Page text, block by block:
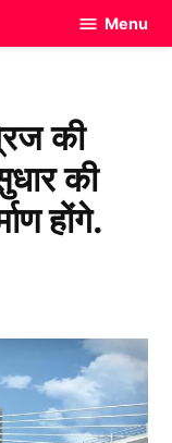
Menu
की
की
होंगे.